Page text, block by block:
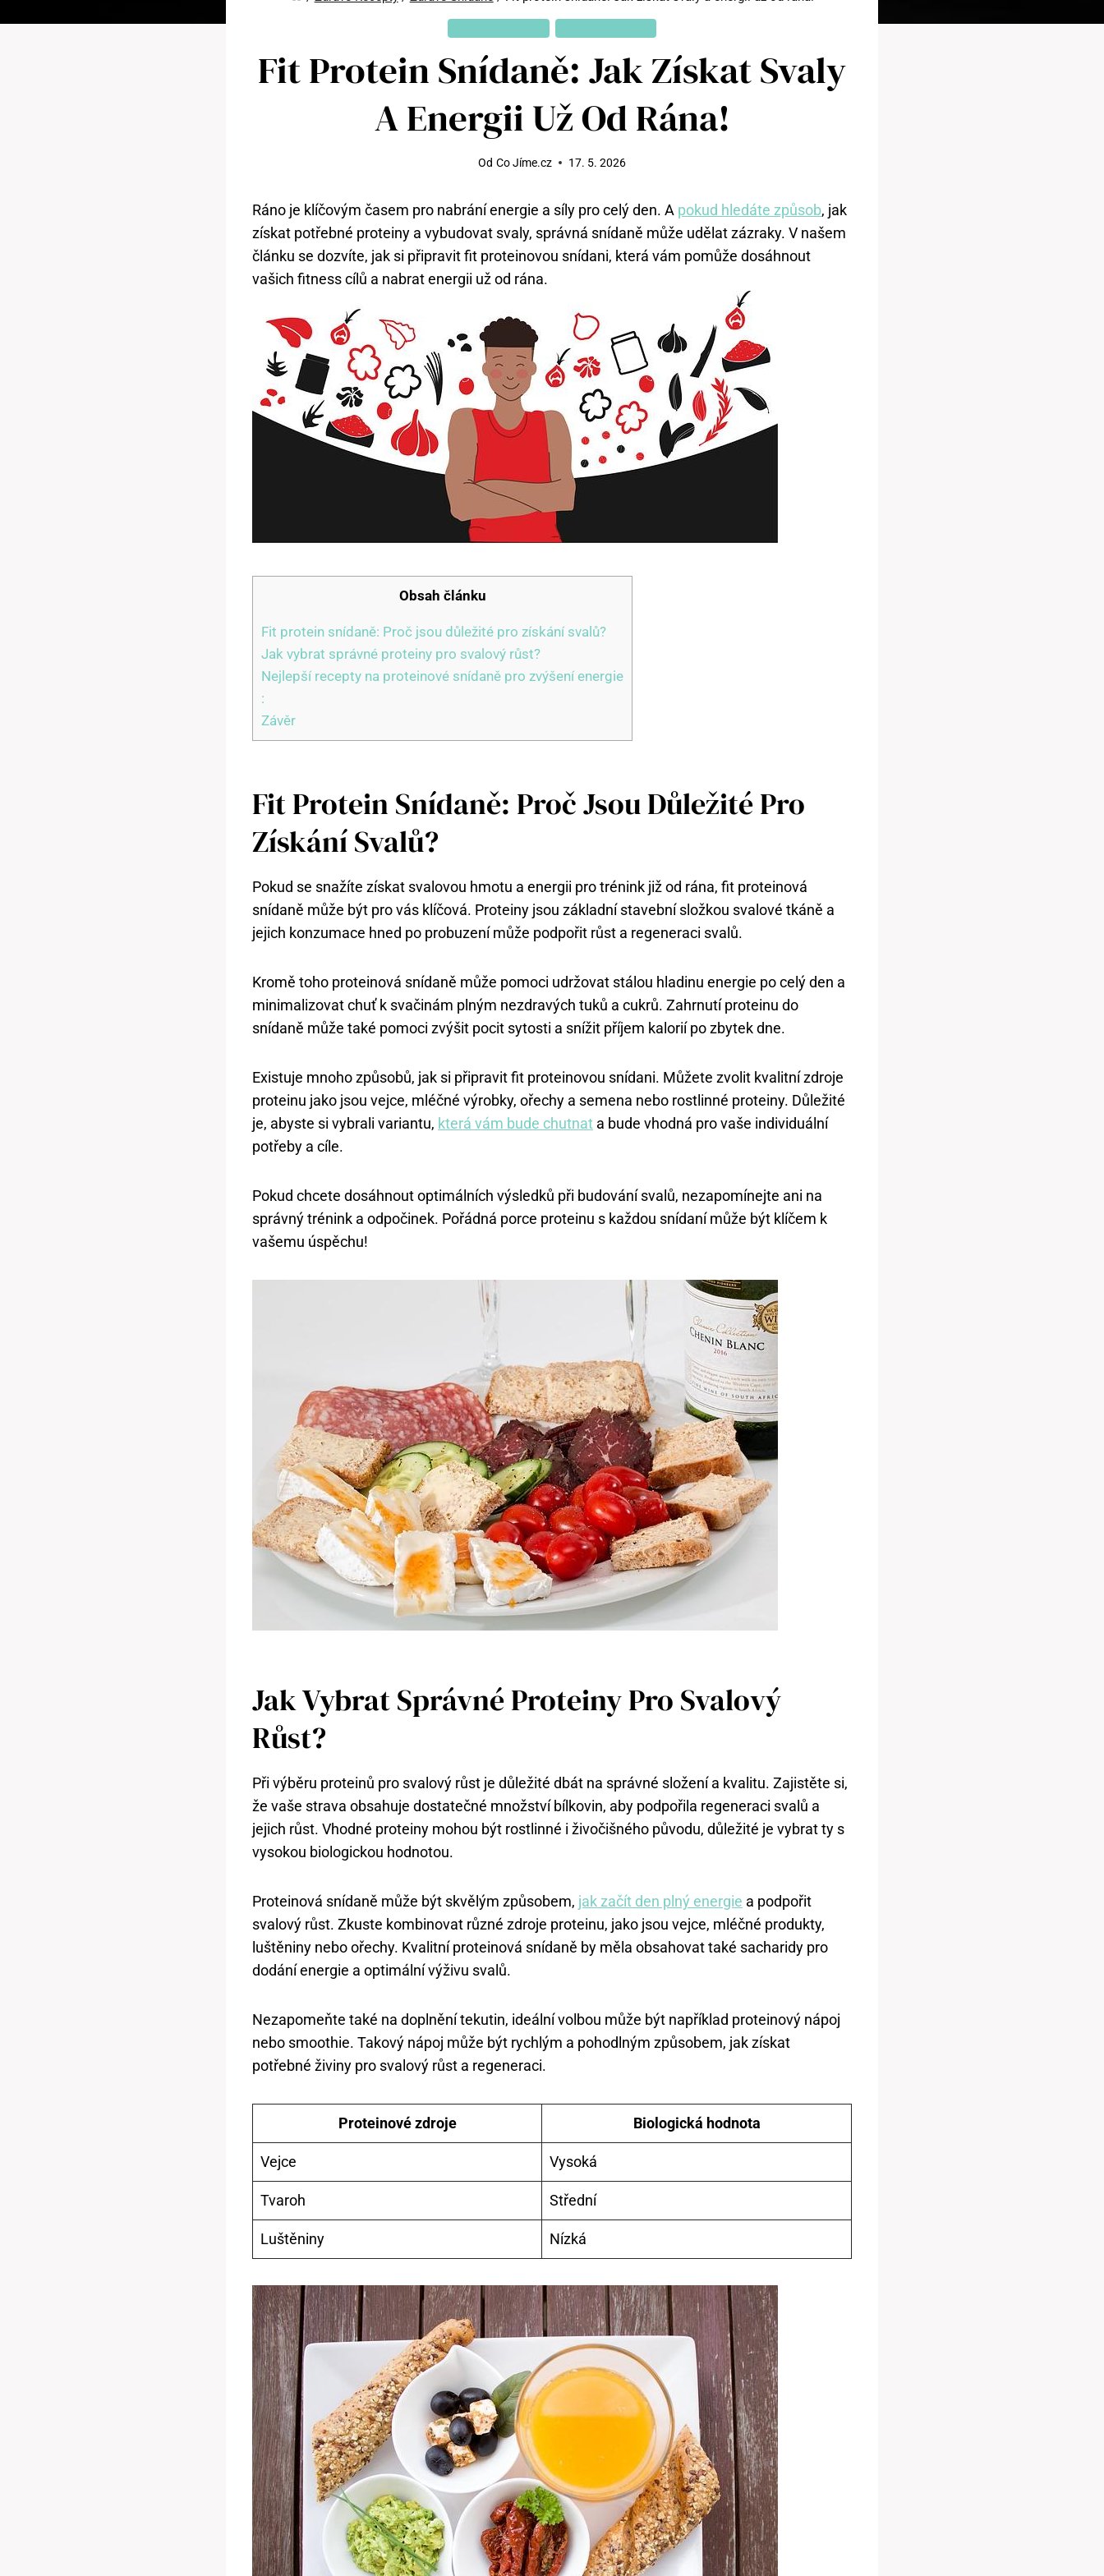
Fit Protein Snídaně: Jak Získat Svaly
A Energii Už Od Rána!
Od Co Jíme.cz 17. 5. 2026
Ráno je klíčovým časem pro nabrání energie a síly pro celý den. A pokud hledáte způsob, jak
získat potřebné proteiny a vybudovat svaly, správná snídaně může udělat zázraky. V našem
článku se dozvíte, jak si připravit fit proteinovou snídani, která vám pomůže dosáhnout
vašich fitness cílů a nabrat energii už od rána.
Obsah článku
Fit protein snídaně: Proč jsou důležité pro získání svalů?
Jak vybrat správné proteiny pro svalový růst?
Nejlepší recepty na proteinové snídaně pro zvýšení energie
:
Závěr
Fit Protein Snídaně: Proč Jsou Důležité Pro
Získání Svalů?
Pokud se snažíte získat svalovou hmotu a energii pro trénink již od rána, fit proteinová
snídaně může být pro vás klíčová. Proteiny jsou základní stavební složkou svalové tkáně a
jejich konzumace hned po probuzení může podpořit růst a regeneraci svalů.
Kromě toho proteinová snídaně může pomoci udržovat stálou hladinu energie po celý den a
minimalizovat chuť k svačinám plným nezdravých tuků a cukrů. Zahrnutí proteinu do
snídaně může také pomoci zvýšit pocit sytosti a snížit příjem kalorií po zbytek dne.
Existuje mnoho způsobů, jak si připravit fit proteinovou snídani. Můžete zvolit kvalitní zdroje
proteinu jako jsou vejce, mléčné výrobky, ořechy a semena nebo rostlinné proteiny. Důležité
je, abyste si vybrali variantu, která vám bude chutnat a bude vhodná pro vaše individuální
potřeby a cíle.
Pokud chcete dosáhnout optimálních výsledků při budování svalů, nezapomínejte ani na
správný trénink a odpočinek. Pořádná porce proteinu s každou snídaní může být klíčem k
vašemu úspěchu!
Jak Vybrat Správné Proteiny Pro Svalový
Růst?
Při výběru proteinů pro svalový růst je důležité dbát na správné složení a kvalitu. Zajistěte si,
že vaše strava obsahuje dostatečné množství bílkovin, aby podpořila regeneraci svalů a
jejich růst. Vhodné proteiny mohou být rostlinné i živočišného původu, důležité je vybrat ty s
vysokou biologickou hodnotou.
Proteinová snídaně může být skvělým způsobem, jak začít den plný energie a podpořit
svalový růst. Zkuste kombinovat různé zdroje proteinu, jako jsou vejce, mléčné produkty,
luštěniny nebo ořechy. Kvalitní proteinová snídaně by měla obsahovat také sacharidy pro
dodání energie a optimální výživu svalů.
Nezapomeňte také na doplnění tekutin, ideální volbou může být například proteinový nápoj
nebo smoothie. Takový nápoj může být rychlým a pohodlným způsobem, jak získat
potřebné živiny pro svalový růst a regeneraci.
Proteinové zdroje Biologická hodnota
Vejce Vysoká
Tvaroh Střední
Luštěniny Nízká